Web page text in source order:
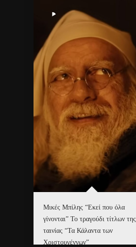
Μικές Μπίλης “Εκεί που όλα
γίνονται” Το τραγούδι τίτλων της
ταινίας “Τα Κάλαντα των
Χριστουγέννων”